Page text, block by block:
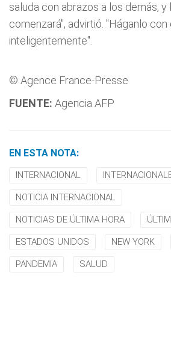
saluda con abrazos a los demás, y
comenzará", advirtió. "Háganlo
inteligentemente".
© Agence France-Presse
FUENTE: Agencia AFP
EN ESTA NOTA:
INTERNACIONAL
NOTICIA INTERNACIONAL
NOTICIAS DE ÚLTIMA HORA
ESTADOS UNIDOS NEW YORK
PANDEMIA SALUD